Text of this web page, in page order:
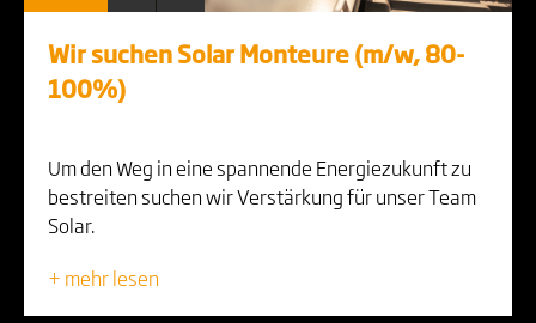
Wir suchen Solar Monteure (m/w, 80-
100%)
Um den Weg in eine spannende Energiezukunft zu
bestreiten suchen wir Verstärkung für unser Team
Solar.
+ mehr lesen